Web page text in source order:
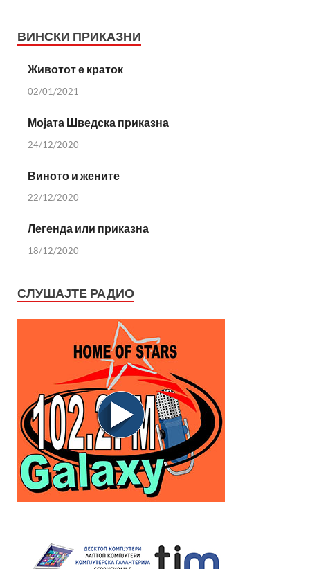
ВИНСКИ ПРИКАЗНИ
Животот е краток
02/01/2021
Мојата Шведска приказна
24/12/2020
Виното и жените
22/12/2020
Легенда или приказна
18/12/2020
СЛУШАЈТЕ РАДИО